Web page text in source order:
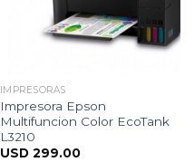
IMPRESORAS
Impresora Epson
Multifuncion Color EcoTank
L3210
USD 299.00